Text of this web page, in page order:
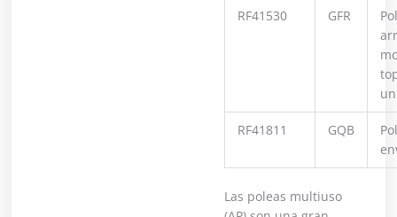
RF41530 GFR
RF41811 GQB
Las poleas multiuso